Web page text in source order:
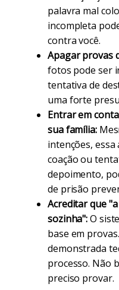
palavra mal
incompleta
contra você.
Apagar provas
fotos pode ser
tentativa de
uma forte
Entrar em
sua família:
intenções,
coação ou
depoimento,
de prisão
Acreditar que
sozinha":O
base em
demonstrada
processo. Não
preciso provar.